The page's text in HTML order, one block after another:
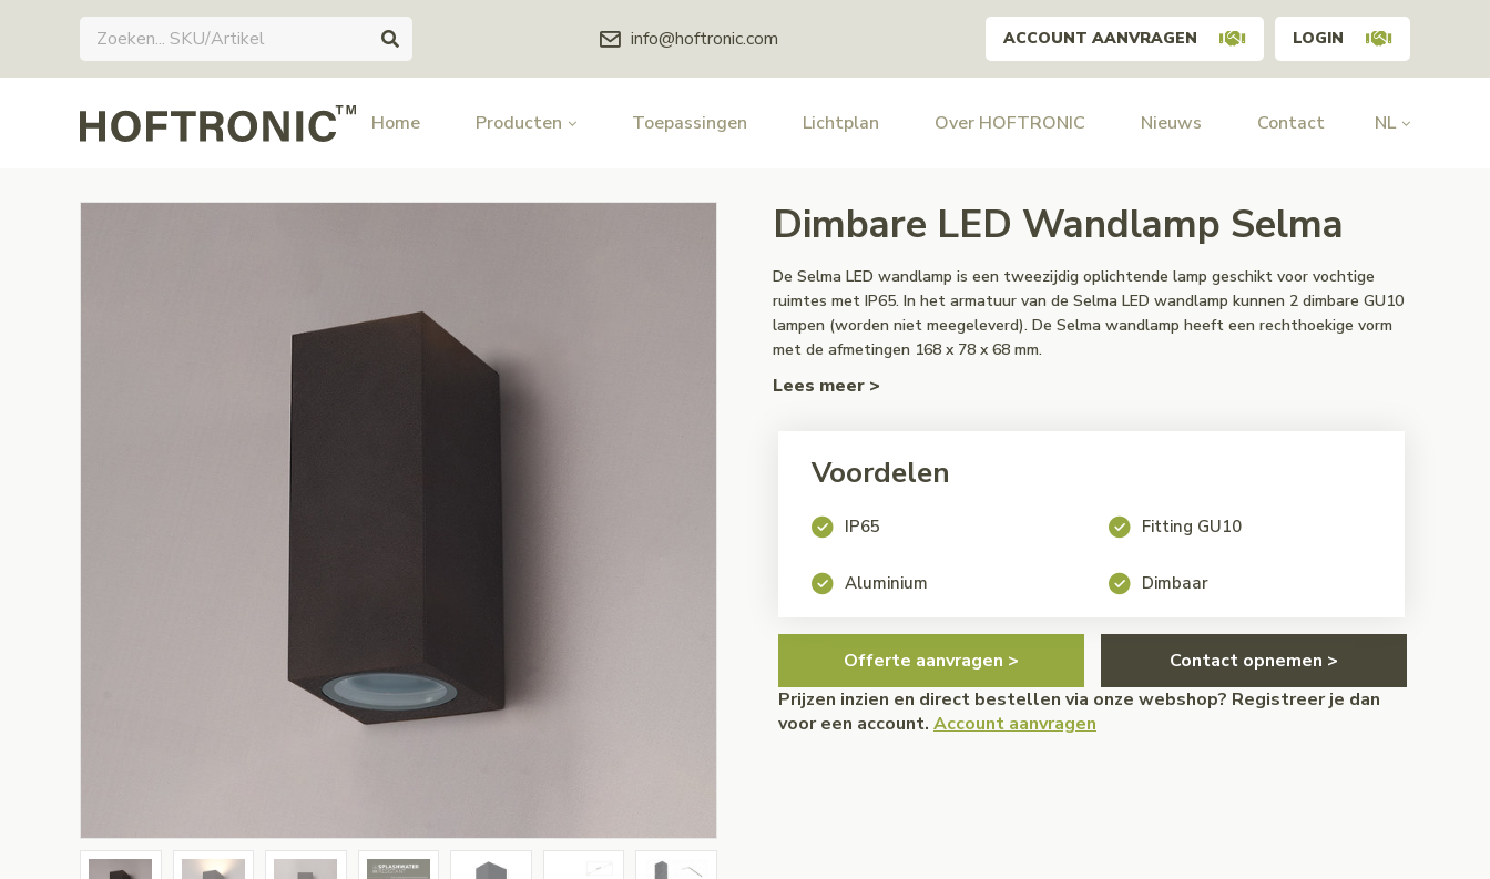
info@hoftronic.com ACCOUNT AANVRAGEN LOGIN
Home Producten Toepassingen Lichtplan Over HOFTRONIC Nieuws Contact NL
Dimbare LED Wandlamp Selma
De Selma LED wandlamp is een tweezijdig oplichtende lamp geschikt voor vochtige
ruimtes met IP65. In het armatuur van de Selma LED wandlamp kunnen 2 dimbare GU10
lampen (worden niet meegeleverd). De Selma wandlamp heeft een rechthoekige vorm
met de afmetingen 168 x 78 x 68 mm.
Lees meer >
Voordelen
IP65 Fitting GU10
Aluminium Dimbaar
Offerte aanvragen >
Contact opnemen >
Prijzen inzien en direct bestellen via onze webshop? Registreer je dan
voor een account. Account aanvragen